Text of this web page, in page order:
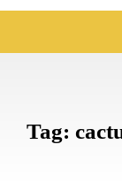
Tag: